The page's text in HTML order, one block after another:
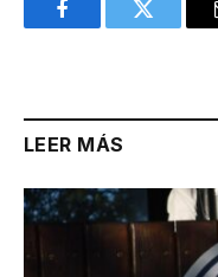
FacebookTwitter
LEER MÁS